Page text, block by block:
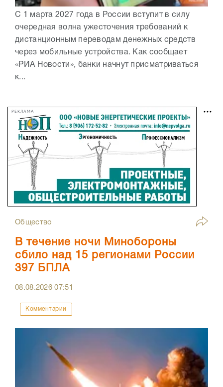
С 1 марта 2027 года в России вступит в силу
очередная волна ужесточения требований к
дистанционным переводам денежных средств
через мобильные устройства. Как сообщает
«РИА Новости», банки начнут присматриваться
к...
РЕКЛАМА
Общество
В течение ночи Минобороны
сбило над 15 регионами России
397 БПЛА
08.08.202607:51
Комментарии